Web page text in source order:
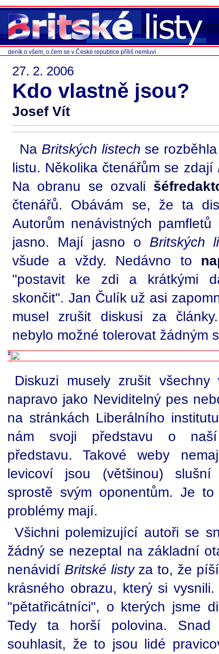
deník o všem, o čem se v České republice příliš nemluví
27. 2. 2006
Kdo vlastně jsou?
Josef Vít
Na Britských listech se
listu. Několika čtenářům se zdají
Na obranu se ozvali
čtenářů. Obávám se, že ta
Autorům nenávistných
jasno. Mají jasno o Britských
všude a vždy. Nedávno to
"postavit ke zdi a krátkými
skončit". Jan Čulík už asi
musel zrušit diskusi za
nebylo možné tolerovat žádným
Diskuzi musely zrušit
napravo jako Neviditelný pes
na stránkách Liberálního
nám svoji představu o naší
představu. Takové weby
levicoví jsou (většinou)
sprostě svým oponentům. Je
problémy mají.
Všichni polemizující autoři se
žádný se nezeptal na základní
nenávidí Britské listyza to, že
krásného obrazu, který si
"pětatřicátníci", o kterých jsme
Tedy ta horší polovina.
souhlasit, že to jsou lidé